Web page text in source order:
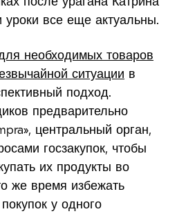
после урагана Катрина
все еще актуальны.
необходимых товаров
ситуации в
подход.
предварительно
центральный орган,
госзакупок, чтобы
их продукты во
же время избежать
у одного